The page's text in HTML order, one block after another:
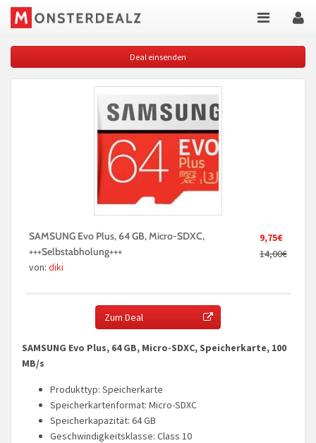
Deal einsenden
9,75€
14,00€
SAMSUNG Evo Plus, 64 GB, Micro-SDXC,
+++Selbstabholung+++
von: diki
Zum Deal
SAMSUNG Evo Plus, 64 GB, Micro-SDXC, Speicherkarte, 100
MB/s
Produkttyp: Speicherkarte
Speicherkartenformat: Micro-SDXC
Speicherkapazität: 64 GB
Geschwindigkeitsklasse: Class 10